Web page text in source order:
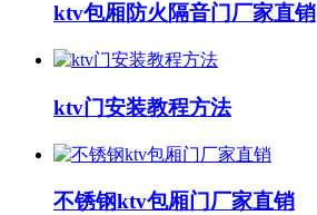
ktv包厢防火隔音门厂家直销
ktv门安装教程方法
不锈钢ktv包厢门厂家直销